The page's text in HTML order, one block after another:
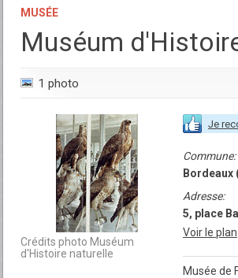
MUSÉE
Muséum
1 photo
Crédits photo Muséum
d'Histoire naturelle
Je
Commune:
Bordeaux
Adresse:
5, place
Voir le plan
Musée de